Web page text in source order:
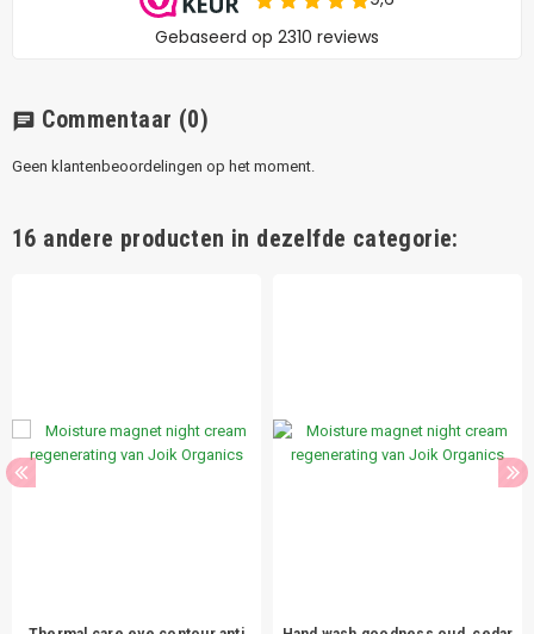
chat Commentaar (0)
Geen klantenbeoordelingen op het moment.
16 andere producten in dezelfde categorie: